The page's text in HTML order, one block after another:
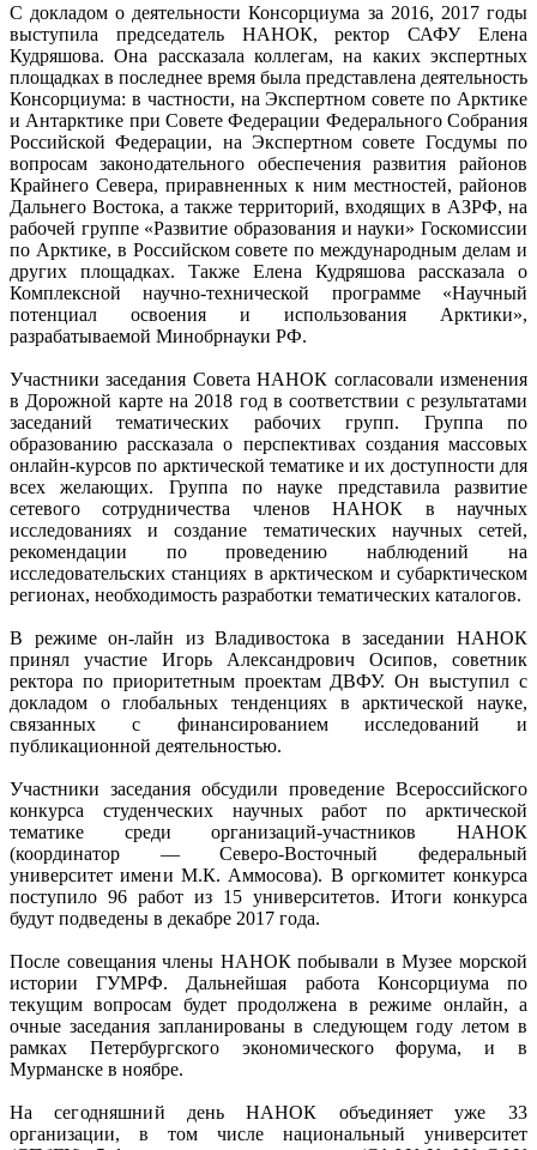
С докладом о деятельности Консорциума за 2016, 2017 годы
выступила председатель НАНОК, ректор САФУ Елена
Кудряшова. Она рассказала коллегам, на каких экспертных
площадках в последнее время была представлена деятельность
Консорциума: в частности, на Экспертном совете по Арктике
и Антарктике при Совете Федерации Федерального Собрания
Российской Федерации, на Экспертном совете Госдумы по
вопросам законодательного обеспечения развития районов
Крайнего Севера, приравненных к ним местностей, районов
Дальнего Востока, а также территорий, входящих в АЗРФ, на
рабочей группе «Развитие образования и науки» Госкомиссии
по Арктике, в Российском совете по международным делам и
других площадках. Также Елена Кудряшова рассказала о
Комплексной научно-технической программе «Научный
потенциал освоения и использования Арктики»,
разрабатываемой Минобрнауки РФ.
Участники заседания Совета НАНОК согласовали изменения
в Дорожной карте на 2018 год в соответствии с результатами
заседаний тематических рабочих групп. Группа по
образованию рассказала о перспективах создания массовых
онлайн-курсов по арктической тематике и их доступности для
всех желающих. Группа по науке представила развитие
сетевого сотрудничества членов НАНОК в научных
исследованиях и создание тематических научных сетей,
рекомендации по проведению наблюдений на
исследовательских станциях в арктическом и субарктическом
регионах, необходимость разработки тематических каталогов.
В режиме он-лайн из Владивостока в заседании НАНОК
принял участие Игорь Александрович Осипов, советник
ректора по приоритетным проектам ДВФУ. Он выступил с
докладом о глобальных тенденциях в арктической науке,
связанных с финансированием исследований и
публикационной деятельностью.
Участники заседания обсудили проведение Всероссийского
конкурса студенческих научных работ по арктической
тематике среди организаций-участников НАНОК
(координатор — Северо-Восточный федеральный
университет имени М.К. Аммосова). В оргкомитет конкурса
поступило 96 работ из 15 университетов. Итоги конкурса
будут подведены в декабре 2017 года.
После совещания члены НАНОК побывали в Музее морской
истории ГУМРФ. Дальнейшая работа Консорциума по
текущим вопросам будет продолжена в режиме онлайн, а
очные заседания запланированы в следующем году летом в
рамках Петербургского экономического форума, и в
Мурманске в ноябре.
На сегодняшний день НАНОК объединяет уже 33
организации, в том числе национальный университет